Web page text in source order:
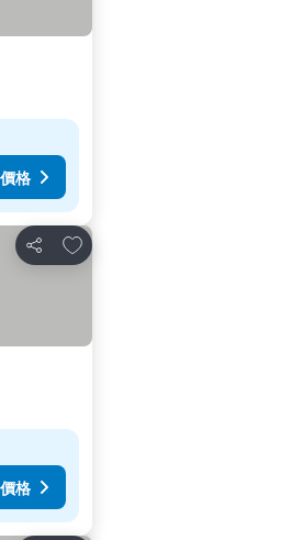
格
分享
加入我的最愛
格